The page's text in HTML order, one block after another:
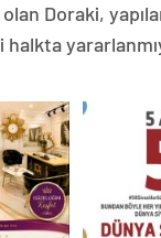
Doraki,
halkta